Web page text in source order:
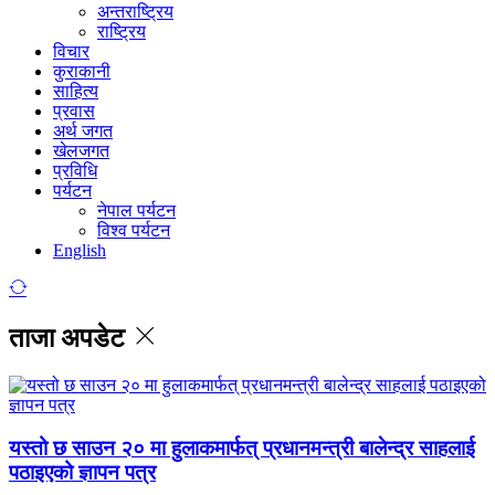
अन्तराष्ट्रिय
राष्ट्रिय
विचार
कुराकानी
साहित्य
प्रवास
अर्थ जगत
खेलजगत
प्रविधि
पर्यटन
नेपाल पर्यटन
विश्व पर्यटन
English
ताजा अपडेट
यस्तो छ साउन २० मा हुलाकमार्फत् प्रधानमन्त्री बालेन्द्र साहलाई
पठाइएको ज्ञापन पत्र